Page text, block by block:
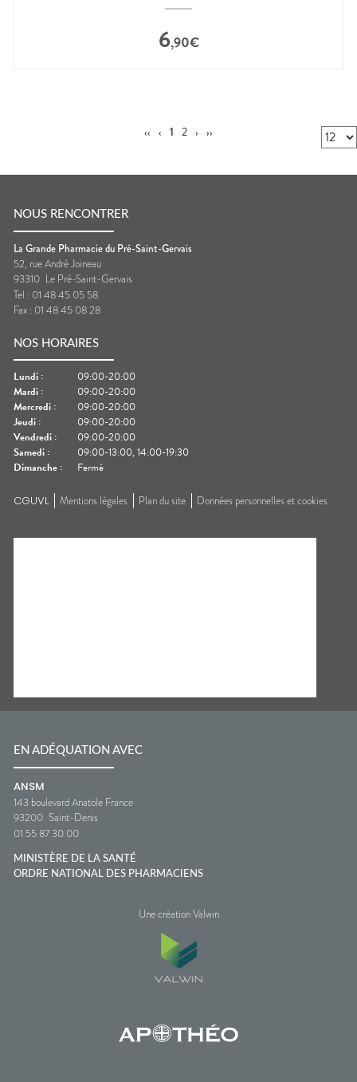
6,90€
‹‹ ‹ 1 2 › ››
NOUS RENCONTRER
La Grande Pharmacie du Pré-Saint-Gervais
52, rue André Joineau
93310 Le Pré-Saint-Gervais
Tel : 01 48 45 05 58
Fax : 01 48 45 08 28
NOS HORAIRES
Lundi :
09:00-20:00
Mardi :
09:00-20:00
Mercredi :
09:00-20:00
Jeudi :
09:00-20:00
Vendredi :
09:00-20:00
Samedi :
09:00-13:00, 14:00-19:30
Dimanche : Fermé
CGUVL Mentions légales Plan du site Données personnelles et cookies
EN ADÉQUATION AVEC
ANSM
143 boulevard Anatole France
93200 Saint-Denis
01 55 87 30 00
MINISTÈRE DE LA SANTÉ
ORDRE NATIONAL DES PHARMACIENS
Une création Valwin